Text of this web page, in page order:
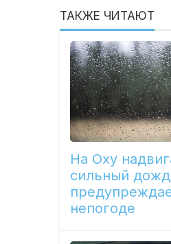
ТАКЖЕ ЧИТАЮТ
На Оху
сильный
непогоде